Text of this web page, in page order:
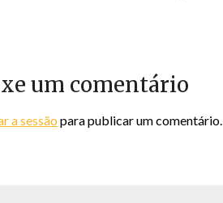
um comentário
a sessão para publicar um comentário.